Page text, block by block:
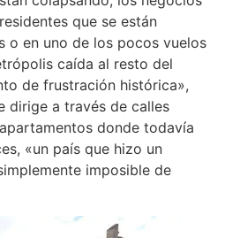
que se están
o en uno de los pocos vuelos
caída al resto del
de frustración histórica»,
dirige a través de calles
donde todavía
«un país que hizo un
imposible de